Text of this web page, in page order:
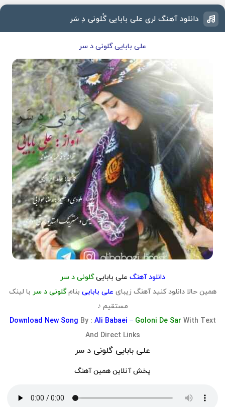
دانلود آهنگ لری علی بابایی گُلونی دِ سَر
علی بابایی گلونی د سر
دانلود آهنگ علی باباییگلونی د سر
همین حالا دانلود کنید آهنگ زیبای علی بابایی بنام گلونی د سر با لینک
مستقیم ♪
Download New Song By : Ali Babaei – Goloni De Sar With Text
And Direct Links
علی بابایی گلونی د سر
پخش آنلاین همین آهنگ